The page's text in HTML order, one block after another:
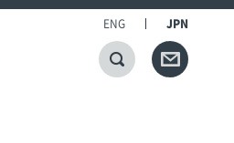
ENG JPN